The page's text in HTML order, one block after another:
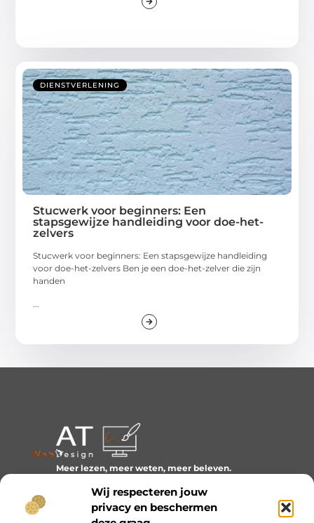
Wij respecteren jouw
privacy en beschermen
DIENSTVERLENING
Stucwerk voor beginners: Een
stapsgewijze handleiding voor doe-het-
zelvers
Stucwerk voor beginners: Een stapsgewijze handleiding
voor doe-het-zelvers Ben je een doe-het-zelver die zijn
handen
Meer lezen, meer weten, meer beleven.
het dagelijks leven boeiend maakt.